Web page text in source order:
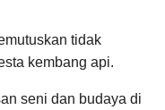
tidak
kembang api.
seni dan budaya di